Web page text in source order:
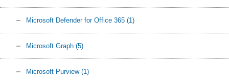
Microsoft Defender for Office 365 (1)
Microsoft Graph (5)
Microsoft Purview (1)